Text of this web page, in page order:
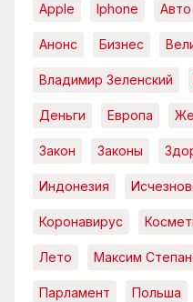
Apple Iphone Авто
Анонс Бизнес
Владимир Зеленский
Деньги Европа
Закон Законы
Индонезия
Коронавирус
Лето Максим
Парламент Польша